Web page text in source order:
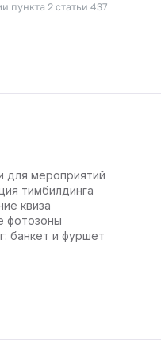
пункта 2 статьи 437
для мероприятий
тимбилдинга
квиза
фотозоны
банкет и фуршет